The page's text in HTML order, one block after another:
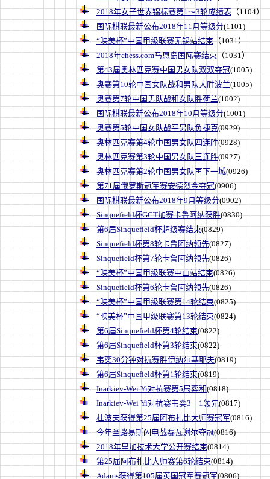
2018年女子世界锦标赛第1～3轮成绩表（1104）
国际棋联最新公布2018年11月等级分(1101)
“映美杯”中国甲级联赛无锡站结束（1031）
2018年chess.com马恩岛国际赛结束（1031）
第43届奥林匹克赛中国男女队双双夺冠(1005)
奥赛第10轮中国女队战和男队大胜波兰(1005)
奥赛第7轮中国男队战和女队胜荷兰(1002)
国际棋联最新公布2018年10月等级分(1001)
奥赛第5轮中国女队战平男队负捷克(0929)
奥林匹克赛第4轮中国男女队四连胜(0928)
奥林匹克赛第3轮中国男女队三连胜(0927)
奥林匹克赛第2轮中国男女队再下一城(0926)
第71届俄罗斯冠军赛安德烈金夺冠(0906)
国际棋联最新公布2018年9月等级分(0902)
Sinquefield杯GCT加赛卡鲁阿纳获胜(0830)
第6届Sinquefield杯超级赛结束(0829)
Sinquefield杯第8轮卡鲁阿纳领先(0827)
Sinquefield杯第7轮卡鲁阿纳领先(0826)
“映美杯”中国甲级联赛中山站结束(0826)
Sinquefield杯第6轮卡鲁阿纳领先(0826)
“映美杯”中国甲级联赛第14轮结束(0825)
“映美杯”中国甲级联赛第13轮结束(0824)
第6届Sinquefield杯第4轮结束(0822)
第6届Sinquefield杯第3轮结束(0822)
韦奕30分钟对抗赛胜伊纳尔基耶夫(0819)
第6届Sinquefield杯第1轮结束(0819)
Inarkiev-Wei Yi对抗赛第5局弈和(0818)
Inarkiev-Wei Yi对抗赛韦奕3－1领先(0817)
杜波夫获得第25届阿布扎比大师赛冠军(0816)
今年圣路易斯闪电战赛瓦谢尔夺冠(0816)
2018年里加技术大学公开赛结束(0814)
第25届阿布扎比大师赛第6轮结束(0814)
Adams获得第105届英国冠军赛冠军(0806)